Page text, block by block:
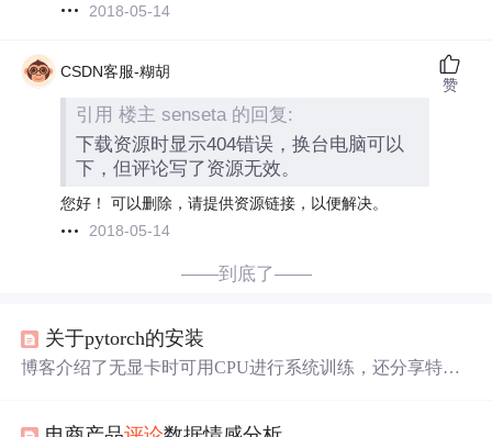
2018-05-14
CSDN客服-糊胡
引用 楼主 senseta 的回复:
下载资源时显示404错误，换台电脑可以
下，但评论写了资源无效。
您好！ 可以删除，请提供资源链接，以便解决。
2018-05-14
赞
——到底了——
关于pytorch的安装
博客介绍了无显卡时可用CPU进行系统训练，还分享特定